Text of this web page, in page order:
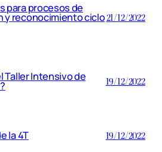
para procesos de
y reconocimiento ciclo21/12/2022
Taller Intensivo de 19/12/2022
la 4T 19/12/2022